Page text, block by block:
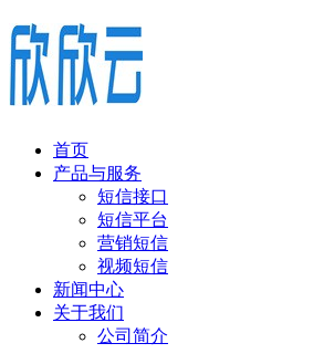
首页
产品与服务
短信接口
短信平台
营销短信
视频短信
新闻中心
关于我们
公司简介